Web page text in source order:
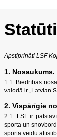
Statūti
Apstiprināti LSF
1. Nosaukums.
1.1. Biedrības
valodā ir „Latvian
2. Vispārīgie
2.1. LSF ir
sporta un
sporta veidu